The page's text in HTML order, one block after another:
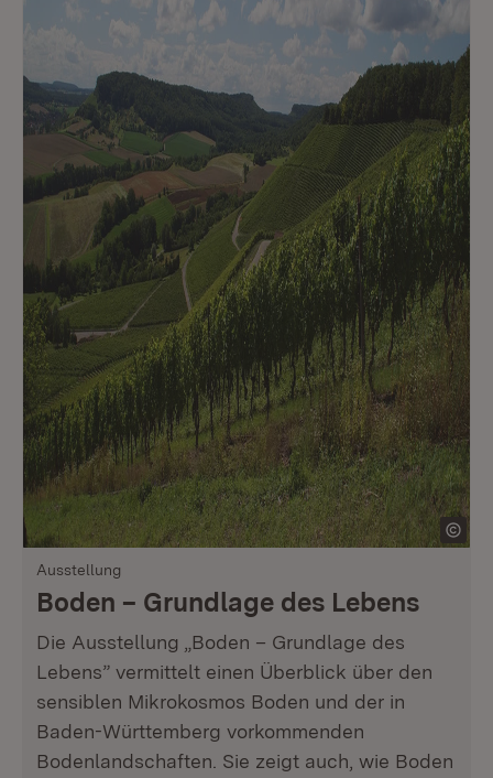
Ausstellung
Boden – Grundlage des Lebens
Die Ausstellung „Boden – Grundlage des
Lebens” vermittelt einen Überblick über den
sensiblen Mikrokosmos Boden und der in
Baden-Württemberg vorkommenden
Bodenlandschaften. Sie zeigt auch, wie Boden